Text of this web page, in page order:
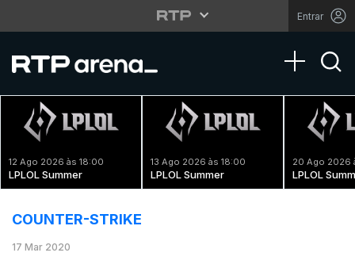
Entrar
Toggle
12 Ago 2026 às 18:00
LPLOL Summer
13 Ago 2026 às 18:00
LPLOL Summer
20 Ago 2026
LPLOL
COUNTER-STRIKE
17 Mar 2020